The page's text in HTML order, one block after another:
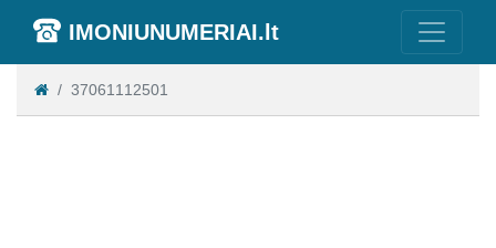
IMONIUNUMERIAI.lt
37061112501